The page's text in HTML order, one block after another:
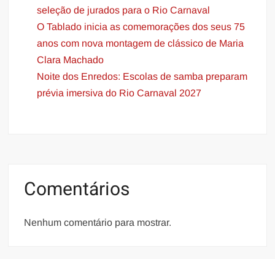
seleção de jurados para o Rio Carnaval
O Tablado inicia as comemorações dos seus 75
anos com nova montagem de clássico de Maria
Clara Machado
Noite dos Enredos: Escolas de samba preparam
prévia imersiva do Rio Carnaval 2027
Comentários
Nenhum comentário para mostrar.